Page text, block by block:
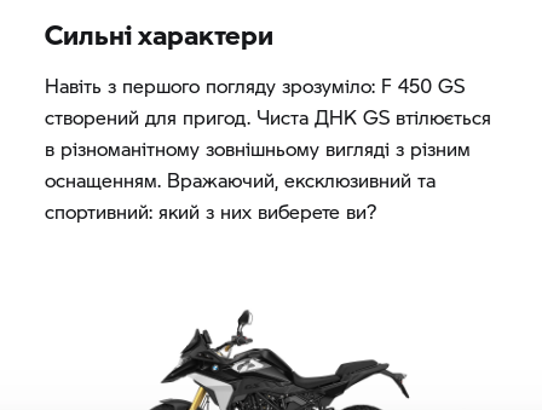
Сильні характери
Навіть з першого погляду зрозуміло: F 450 GS
створений для пригод. Чиста ДНК GS втілюється
в різноманітному зовнішньому вигляді з різним
оснащенням. Вражаючий, ексклюзивний та
спортивний: який з них виберете ви?